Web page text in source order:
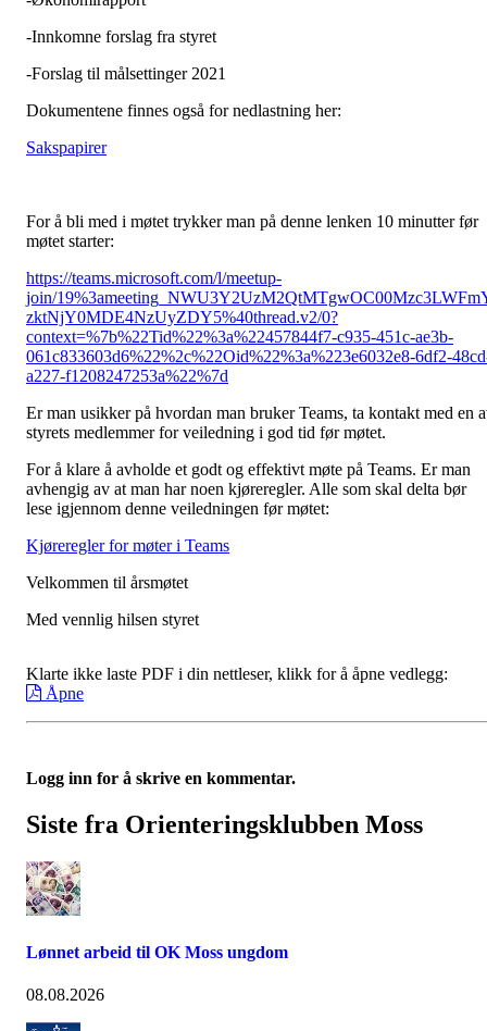
-Innkomne forslag fra styret
-Forslag til målsettinger 2021
Dokumentene finnes også for nedlastning her:
Sakspapirer
For å bli med i møtet trykker man på denne lenken 10 minutter før
møtet starter:
https://teams.microsoft.com/l/meetup-
join/
zktNjY0MDE4NzUyZDY5%40thread.v2/0?
context=%7b%22Tid%22%3a%22457844f7-c935-451c-ae3b-
061c833603d6%22%2c%22Oid%22%3a%223e6032e8-6df2-
a227-f1208247253a%22%7d
Er man usikker på hvordan man bruker Teams, ta kontakt med en
styrets medlemmer for veiledning i god tid før møtet.
For å klare å avholde et godt og effektivt møte på Teams. Er man
avhengig av at man har noen kjøreregler. Alle som skal delta bør
lese igjennom denne veiledningen før møtet:
Kjøreregler for møter i Teams
Velkommen til årsmøtet
Med vennlig hilsen styret
Klarte ikke laste PDF i din nettleser, klikk for å åpne vedlegg:
Åpne
Logg inn for å skrive en kommentar.
Siste fra Orienteringsklubben Moss
Lønnet arbeid til OK Moss ungdom
08.08.2026